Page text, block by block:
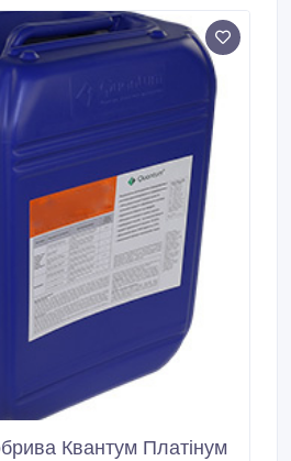
хранения.
Квантум Платінум